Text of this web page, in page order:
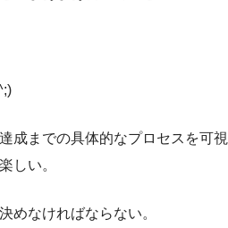
成までの具体的なプロセスを可視
しい。
めなければならない。